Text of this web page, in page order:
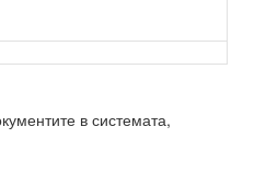
в системата,